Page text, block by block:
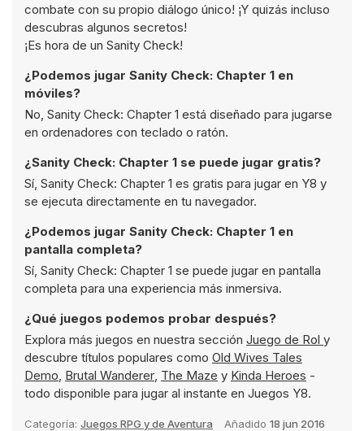
combate con su propio diálogo único! ¡Y quizás incluso
descubras algunos secretos!
¡Es hora de un Sanity Check!
¿Podemos jugar Sanity Check: Chapter 1 en
móviles?
No, Sanity Check: Chapter 1 está diseñado para jugarse
en ordenadores con teclado o ratón.
¿Sanity Check: Chapter 1 se puede jugar gratis?
Sí, Sanity Check: Chapter 1 es gratis para jugar en Y8 y
se ejecuta directamente en tu navegador.
¿Podemos jugar Sanity Check: Chapter 1 en
pantalla completa?
Sí, Sanity Check: Chapter 1 se puede jugar en pantalla
completa para una experiencia más inmersiva.
¿Qué juegos podemos probar después?
Explora más juegos en nuestra sección Juego de Rol y
descubre títulos populares como Old Wives Tales
Demo, Brutal Wanderer, The Maze y Kinda Heroes -
todo disponible para jugar al instante en Juegos Y8.
Categoría: Juegos RPG y de Aventura Añadido 18 jun 2016